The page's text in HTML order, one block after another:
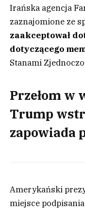
Irańska agencja
zaznajomione ze
zaakceptował
dotyczącego
Stanami
Przełom w
Trump
zapowiada
Amerykański
miejsce